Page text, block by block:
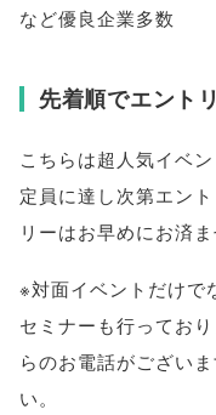
など優良企業多数
先着順でエント
こちらは超人気イベ
定員に達し次第エン
リーはお早めにお済
※対面イベントだけで
セミナーも行ってお
らのお電話がござい
い。